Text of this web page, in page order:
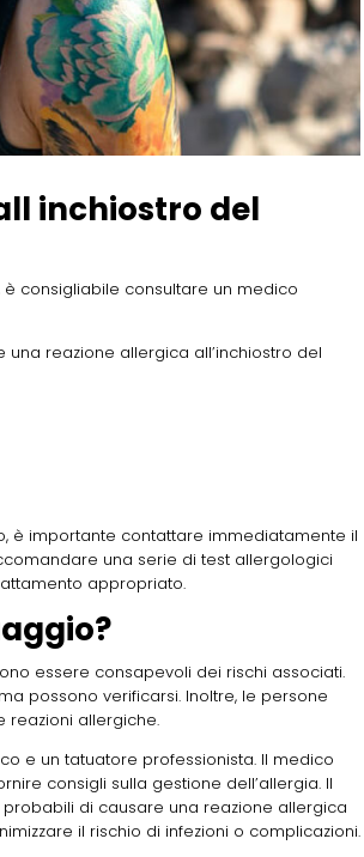
inchiostro del
consigliabile consultare un medico
reazione allergica all’inchiostro del
è importante contattare immediatamente il
una serie di test allergologici
appropriato.
essere consapevoli dei rischi associati.
possono verificarsi. Inoltre, le persone
reazioni allergiche.
e un tatuatore professionista. Il medico
consigli sulla gestione dell’allergia. Il
di causare una reazione allergica
il rischio di infezioni o complicazioni.